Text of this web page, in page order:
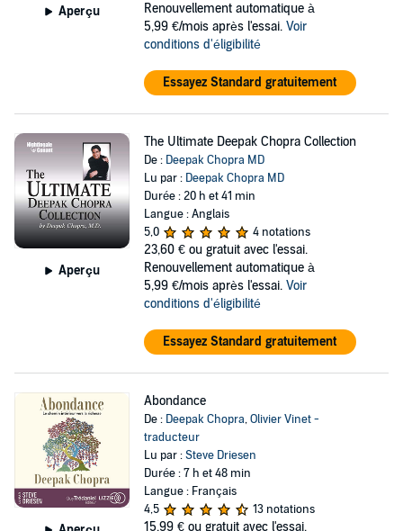
Aperçu
Renouvellement automatique à
5,99 €/mois après l'essai. Voir
conditions d'éligibilité
Essayez Standard gratuitement
Aperçu
The Ultimate Deepak Chopra Collection
De : Deepak Chopra MD
Lu par : Deepak Chopra MD
Durée : 20 h et 41 min
Langue : Anglais
5,0
4 notations
23,60 € ou gratuit avec l'essai.
Renouvellement automatique à
5,99 €/mois après l'essai. Voir
conditions d'éligibilité
Essayez Standard gratuitement
Abondance
De : Deepak Chopra,Olivier Vinet -
traducteur
Lu par :Steve Driesen
Durée : 7 h et 48 min
Langue : Français
4,5
13 notations
15,99 € ou gratuit avec l'essai.